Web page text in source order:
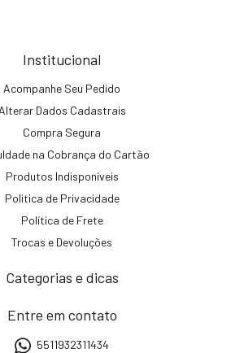
Institucional
Acompanhe Seu Pedido
Alterar Dados Cadastrais
Compra Segura
na Cobrança do Cartão
Produtos Indisponíveis
Politica de Privacidade
Política de Frete
Trocas e Devoluções
Categorias e dicas
Entre em contato
5511932311434